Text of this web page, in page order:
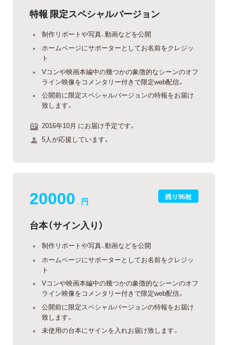
特報 限定スペシャルバージョン
制作リポートや写真、動画などを公開
ホームページにサポーターとしてお名前をクレジッ
ト
Vコンや映画本編中の幾つかの象徴的なシーンのオフ
ライン映像をコメンタリー付きで限定web配信。
公開前に限定スペシャルバージョンの特報をお届け
致します。
2016年10月 にお届け予定です。
5人が応援しています。
残り96枚
20000 円
台本（サイン入り）
制作リポートや写真、動画などを公開
ホームページにサポーターとしてお名前をクレジッ
ト
Vコンや映画本編中の幾つかの象徴的なシーンのオフ
ライン映像をコメンタリー付きで限定web配信。
公開前に限定スペシャルバージョンの特報をお届け
致します。
未使用の台本にサインを入れお届け致します。